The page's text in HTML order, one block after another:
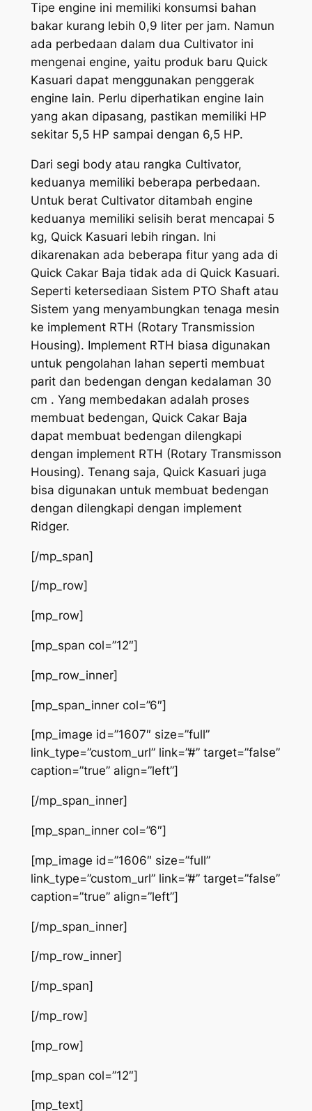
Tipe engine ini memiliki konsumsi bahan
bakar kurang lebih 0,9 liter per jam. Namun
ada perbedaan dalam dua Cultivator ini
mengenai engine, yaitu produk baru Quick
Kasuari dapat menggunakan penggerak
engine lain. Perlu diperhatikan engine lain
yang akan dipasang, pastikan memiliki HP
sekitar 5,5 HP sampai dengan 6,5 HP.
Dari segi body atau rangka Cultivator,
keduanya memiliki beberapa perbedaan.
Untuk berat Cultivator ditambah engine
keduanya memiliki selisih berat mencapai 5
kg, Quick Kasuari lebih ringan. Ini
dikarenakan ada beberapa fitur yang ada di
Quick Cakar Baja tidak ada di Quick Kasuari.
Seperti ketersediaan Sistem PTO Shaft atau
Sistem yang menyambungkan tenaga mesin
ke implement RTH (Rotary Transmission
Housing). Implement RTH biasa digunakan
untuk pengolahan lahan seperti membuat
parit dan bedengan dengan kedalaman 30
cm . Yang membedakan adalah proses
membuat bedengan, Quick Cakar Baja
dapat membuat bedengan dilengkapi
dengan implement RTH (Rotary Transmisson
Housing). Tenang saja, Quick Kasuari juga
bisa digunakan untuk membuat bedengan
dengan dilengkapi dengan implement
Ridger.
[/mp_span]
[/mp_row]
[mp_row]
[mp_span col=”12″]
[mp_row_inner]
[mp_span_inner col=”6″]
[mp_image id=”1607″ size=”full”
link_type=”custom_url” link=”#” target=”false”
caption=”true” align=”left”]
[/mp_span_inner]
[mp_span_inner col=”6″]
[mp_image id=”1606″ size=”full”
link_type=”custom_url” link=”#” target=”false”
caption=”true” align=”left”]
[/mp_span_inner]
[/mp_row_inner]
[/mp_span]
[/mp_row]
[mp_row]
[mp_span col=”12″]
[mp_text]